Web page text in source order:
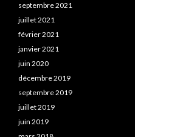
septembre 2021
juillet 2021
février 2021
janvier 2021
juin 2020
décembre 2019
septembre 2019
juillet 2019
juin 2019